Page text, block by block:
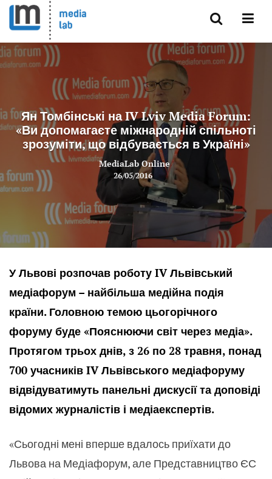
Ян Томбінські на IV Lviv Media Forum:
«Ви допомагаєте міжнародній спільноті
зрозуміти, що відбувається в Україні»
MediaLab Online
26/05/2016
У Львові розпочав роботу IV Львівський
медіафорум – найбільша медійна подія
країни. Головною темою цьогорічного
форуму буде «Пояснюючи світ через медіа».
Протягом трьох днів, з 26 по 28 травня, понад
700 учасників IVЛьвівського медіафоруму
відвідуватимуть панельні дискусії та доповіді
відомих журналістів і медіаекспертів.
«Сьогодні мені вперше вдалось приїхати до
Львова на Медіафорум, але Представництво ЄС